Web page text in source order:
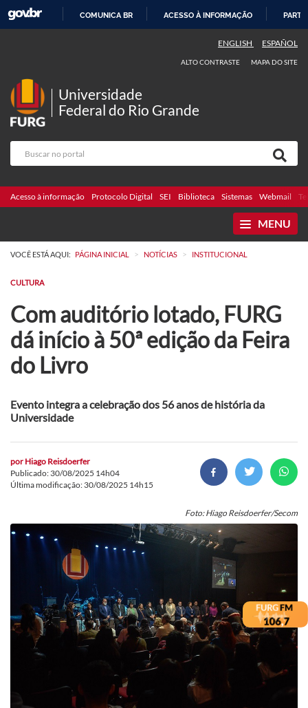
COMUNICA BR ACESSO À INFORMAÇÃO
ENGLISH ESPAÑOL
ALTO CONTRASTE MAPA DO SITE
Universidade
Federal do Rio Grande
Acesso à informação Protocolo Digital SEI Biblioteca Sistemas Webmail
MENU
VOCÊ ESTÁ AQUI: PÁGINA INICIAL > NOTÍCIAS > INSTITUCIONAL
CULTURA
Com auditório lotado, FURG
dá início à 50ª edição da Feira
do Livro
Evento integra a celebração dos 56 anos de história da
Universidade
por Hiago Reisdoerfer
Publicado: 30/08/2025 14h04
Última modificação: 30/08/2025 14h15
Foto: Hiago Reisdoerfer/Secom